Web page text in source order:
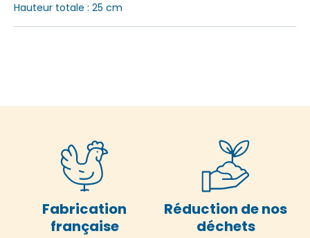
Hauteur totale : 25 cm
Fabrication
française
Réduction de nos
déchets